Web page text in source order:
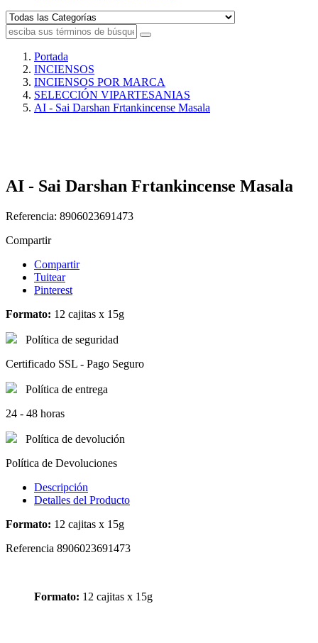
Portada
INCIENSOS
INCIENSOS POR MARCA
SELECCIÓN VIPARTESANIAS
AI - Sai Darshan Frtankincense Masala
AI - Sai Darshan Frtankincense Masala
Referencia: 8906023691473
Compartir
Compartir
Tuitear
Pinterest
Formato: 12 cajitas x 15g
Política de seguridad
Certificado SSL - Pago Seguro
Política de entrega
24 - 48 horas
Política de devolución
Política de Devoluciones
Descripción
Detalles del Producto
Formato: 12 cajitas x 15g
Referencia 8906023691473
Formato: 12 cajitas x 15g